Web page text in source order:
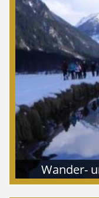
Wander-